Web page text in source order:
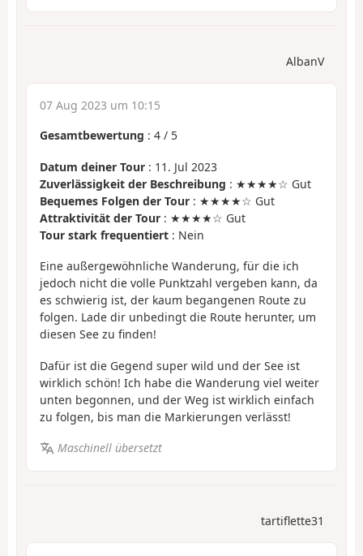
AlbanV
07 Aug 2023 um 10:15
Gesamtbewertung : 4 / 5
Datum deiner Tour : 11. Jul 2023
Zuverlässigkeit der Beschreibung : ★★★★☆ Gut
Bequemes Folgen der Tour : ★★★★☆ Gut
Attraktivität der Tour : ★★★★☆ Gut
Tour stark frequentiert : Nein
Eine außergewöhnliche Wanderung, für die ich
jedoch nicht die volle Punktzahl vergeben kann, da
es schwierig ist, der kaum begangenen Route zu
folgen. Lade dir unbedingt die Route herunter, um
diesen See zu finden!
Dafür ist die Gegend super wild und der See ist
wirklich schön! Ich habe die Wanderung viel weiter
unten begonnen, und der Weg ist wirklich einfach
zu folgen, bis man die Markierungen verlässt!
Maschinell übersetzt
tartiflette31